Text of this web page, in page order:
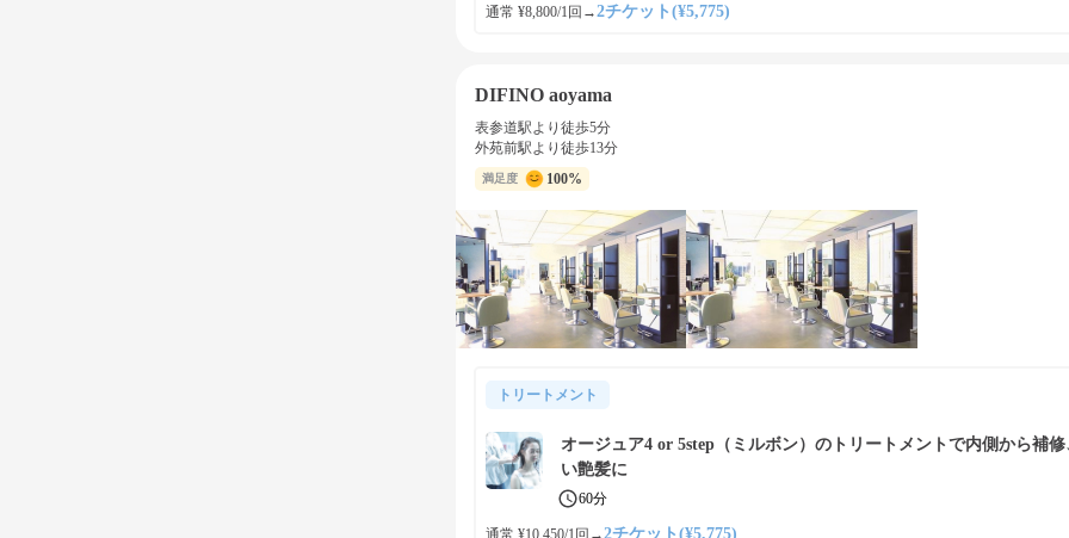
通常 ¥8,800/1回 →2チケット(¥5,775)
DIFINO aoyama
表参道駅より徒歩5分
外苑前駅より徒歩13分
満足度 100%
トリートメント
オージュア4 or 5step（ミルボン）のトリートメントで内側から補修
い艶髪に
60分
通常 ¥10,450/1回 →2チケット(¥5,775)